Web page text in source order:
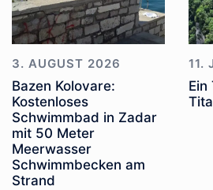
3. AUGUST 2026
Bazen Kolovare:
Kostenloses
Schwimmbad in Zadar
mit 50 Meter
Meerwasser
Schwimmbecken am
Strand
11.
Ein